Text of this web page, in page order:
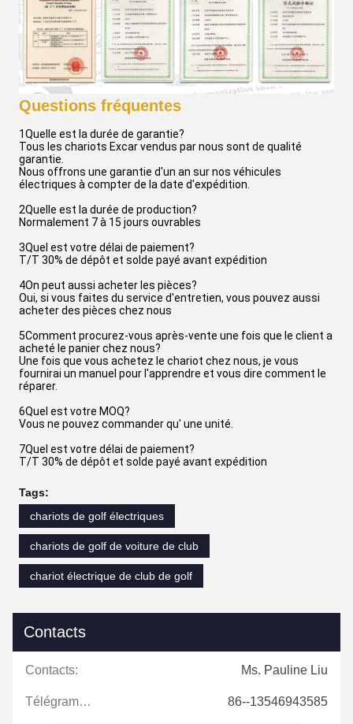
Questions fréquentes
1Quelle est la durée de garantie?
Tous les chariots Excar vendus par nous sont de qualité
garantie.
Nous offrons une garantie d'un an sur nos véhicules
électriques à compter de la date d'expédition.
2Quelle est la durée de production?
Normalement 7 à 15 jours ouvrables
3Quel est votre délai de paiement?
T/T 30% de dépôt et solde payé avant expédition
4On peut aussi acheter les pièces?
Oui, si vous faites du service d'entretien, vous pouvez aussi
acheter des pièces chez nous
5Comment procurez-vous après-vente une fois que le client a
acheté le panier chez nous?
Une fois que vous achetez le chariot chez nous, je vous
fournirai un manuel pour l'apprendre et vous dire comment le
réparer.
6Quel est votre MOQ?
Vous ne pouvez commander qu' une unité.
7Quel est votre délai de paiement?
T/T 30% de dépôt et solde payé avant expédition
Tags:
chariots de golf électriques
chariots de golf de voiture de club
chariot électrique de club de golf
Contacts
Contacts: Ms. Pauline Liu
Télégramme: 86--13546943585